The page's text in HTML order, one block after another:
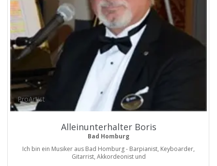
ProArtist
Alleinunterhalter Boris
Bad Homburg
Ich bin ein Musiker aus Bad Homburg - Barpianist, Keyboarder,
Gitarrist, Akkordeonist und